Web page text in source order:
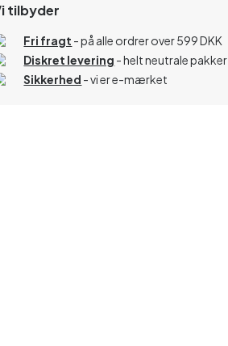
tilbyder
Fri fragt - på alle ordrer over 599 DKK
Diskret levering - helt neutrale pakker
Sikkerhed - vi er e-mærket